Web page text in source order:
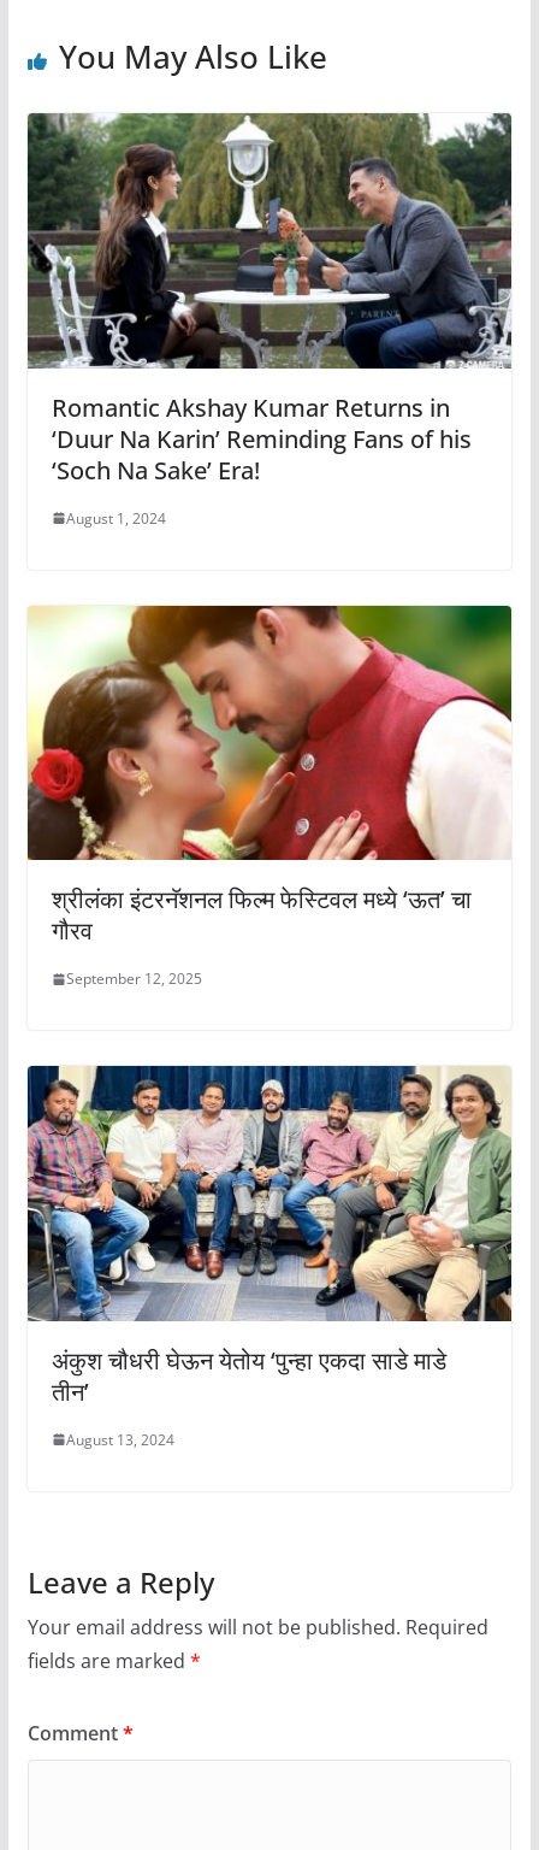
You May Also Like
Romantic Akshay Kumar Returns in
‘Duur Na Karin’ Reminding Fans of his
‘Soch Na Sake’ Era!
August 1, 2024
श्रीलंका इंटरनॅशनल फिल्म फेस्टिवल मध्ये ‘ऊत’ चा
गौरव
September 12, 2025
अंकुश चौधरी घेऊन येतोय ‘पुन्हा एकदा साडे माडे
तीन’
August 13, 2024
Leave a Reply
Your email address will not be published. Required
fields are marked *
Comment*